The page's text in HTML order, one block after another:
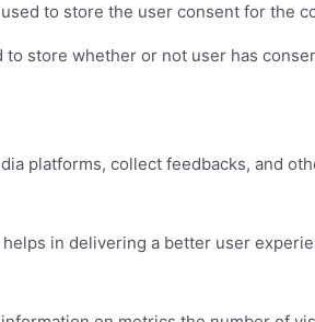
to store the user consent for the
store whether or not user has
platforms, collect feedbacks, and
in delivering a better user